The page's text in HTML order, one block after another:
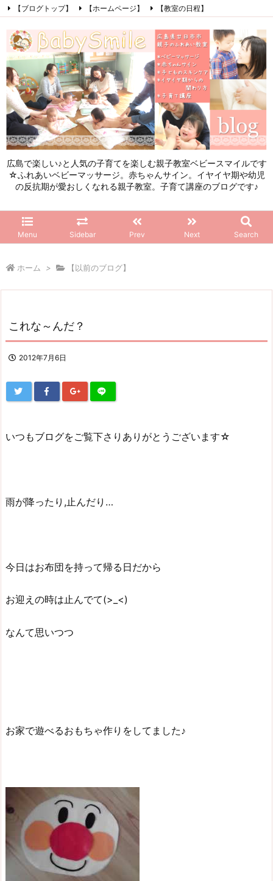
広島で楽しい♪と人気の子育てを楽しむ親子教室ベビースマイルです
☆ふれあいベビーマッサージ。赤ちゃんサイン。イヤイヤ期や幼児
の反抗期が愛おしくなれる親子教室。子育て講座のブログです♪
Menu Sidebar Prev Next Search
【ブログトップ】 【ホームページ】
【教室の日程】
【初めてこのブログを見る方へ】
Facebook Instagram
LINE
RSS
Feedly
ホーム > 【以前のブログ】
これな～んだ？
2012年7月6日
いつもブログをご覧下さりありがとうございます☆
雨が降ったり,止んだり…
今日はお布団を持って帰る日だから
お迎えの時は止んでて(>_<)
なんて思いつつ
お家で遊べるおもちゃ作りをしてました♪